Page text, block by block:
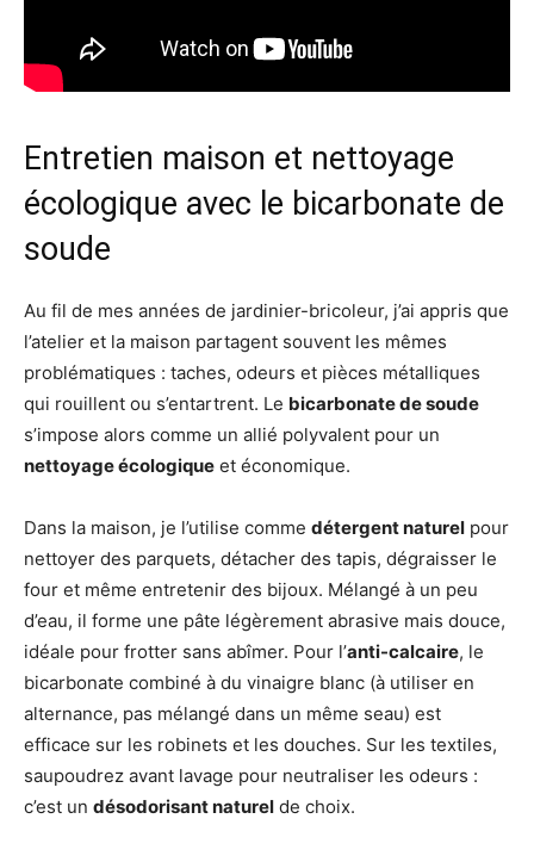
Entretien maison et nettoyage
écologique avec le bicarbonate de
soude
Au fil de mes années de jardinier-bricoleur, j’ai appris que
l’atelier et la maison partagent souvent les mêmes
problématiques : taches, odeurs et pièces métalliques
qui rouillent ou s’entartrent. Le bicarbonate de soude
s’impose alors comme un allié polyvalent pour un
nettoyage écologique et économique.
Dans la maison, je l’utilise comme détergent naturel pour
nettoyer des parquets, détacher des tapis, dégraisser le
four et même entretenir des bijoux. Mélangé à un peu
d’eau, il forme une pâte légèrement abrasive mais douce,
idéale pour frotter sans abîmer. Pour l’anti-calcaire, le
bicarbonate combiné à du vinaigre blanc (à utiliser en
alternance, pas mélangé dans un même seau) est
efficace sur les robinets et les douches. Sur les textiles,
saupoudrez avant lavage pour neutraliser les odeurs :
c’est un désodorisant naturel de choix.